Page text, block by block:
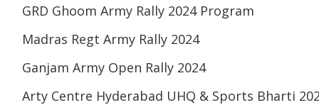
GRD Ghoom Army Rally 2024 Program
Madras Regt Army Rally 2024
Ganjam Army Open Rally 2024
Arty Centre Hyderabad UHQ & Sports Bharti